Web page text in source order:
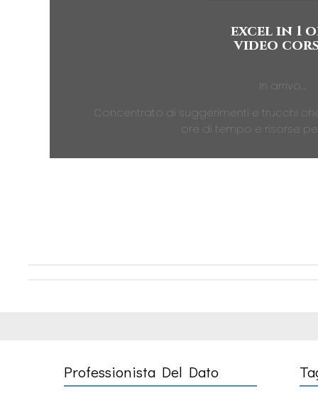
excel in 1
video
In arrivo….
Concentrato di suggerimenti e trucchi
ore di tempo e risorse
Professionista Del Dato